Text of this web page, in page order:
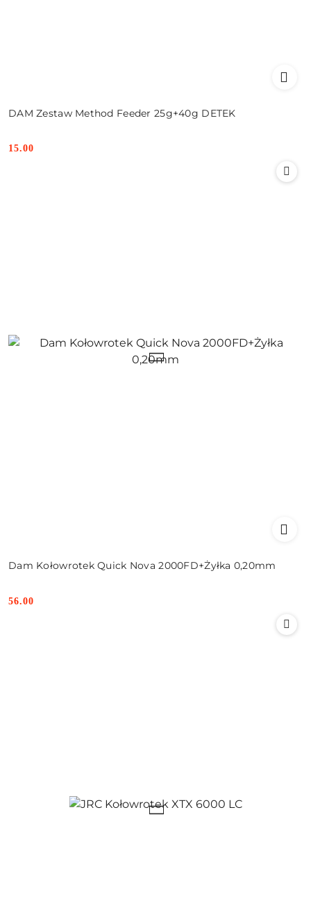
DAM Zestaw Method Feeder 25g+40g DETEK
Cena:
15.00
Dam Kołowrotek Quick Nova 2000FD+Żyłka 0,20mm
Cena:
56.00